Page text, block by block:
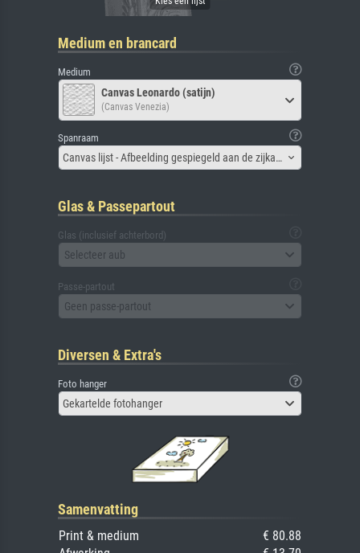
Medium en brancard
Medium
Canvas Leonardo (satijn)
(Canvas Venezia)
Spanraam
Canvas lijst - Afbeelding gespiegeld aan de zijkant
Glas & Passepartout
Glas (inclusief achterbord)
Selecteer aub
Passe-partout
Geen passe-partout
Diversen & Extra's
Foto hanger
Gekartelde fotohanger
Samenvatting
Print & medium
€ 80.88